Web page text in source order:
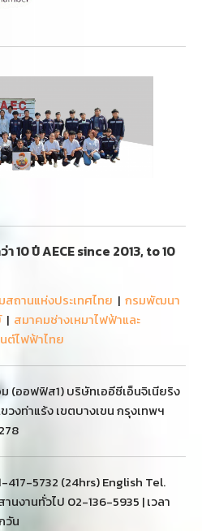
10 ปี AECE since 2013, to 10
สถานแห่งประเทศไทย | กรมพัฒนา
| สมาคมช่างเหมาไฟฟ้าและ
ต์ไฟฟ้าไทย
(ออฟฟิส1) บริษัทเออีซีเอ็นจิเนียริง
งท่าแร้ง เขตบางเขน กรุงเทพฯ
417-5732 (24hrs) English Tel.
นงานทั่วไป 02-136-5935 | เวลา
วัน